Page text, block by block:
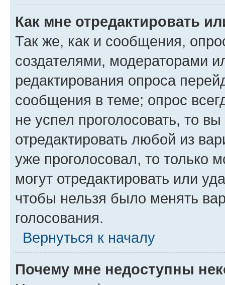
Как мне отредактировать
Так же, как и сообщения,
создателями, модераторами
редактирования опроса
сообщения в теме; опрос
не успел проголосовать, то
отредактировать любой из
уже проголосовал, то только
могут отредактировать или
чтобы нельзя было менять
голосования.
Вернуться к началу
Почему мне недоступны